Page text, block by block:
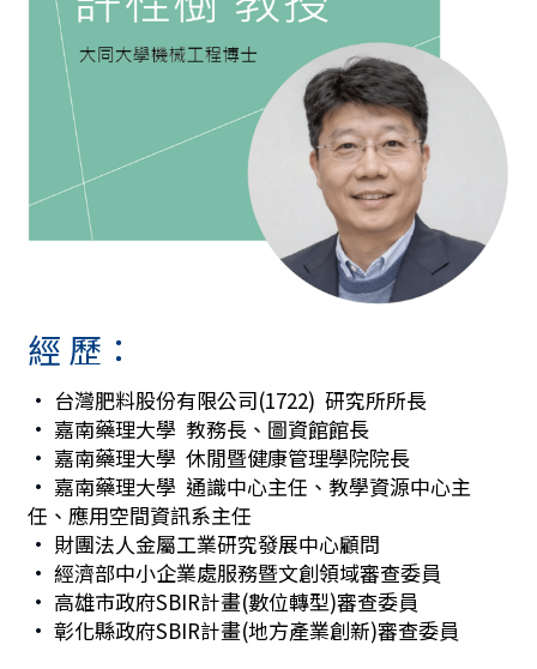
經 歷：
• 台灣肥料股份有限公司(1722)  研究所所長
• 嘉南藥理大學  教務長、圖資館館長
• 嘉南藥理大學  休閒暨健康管理學院院長
• 嘉南藥理大學  通識中心主任、教學資源中心主
任、應用空間資訊系主任
• 財團法人金屬工業研究發展中心顧問
• 經濟部中小企業處服務暨文創領域審查委員
• 高雄市政府SBIR計畫(數位轉型)審查委員
• 彰化縣政府SBIR計畫(地方產業創新)審查委員